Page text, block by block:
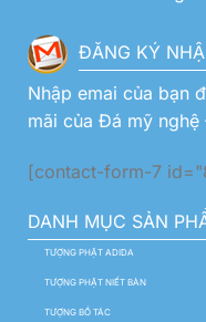
ĐĂNG KÝ
Nhập emai của bạn
mãi của Đá mỹ nghệ
[contact-form-7
DANH MỤC SẢN
TƯỢNG PHẬT ADIDA
TƯỢNG PHẬT NIẾT BÀN
TƯỢNG BỒ TÁC